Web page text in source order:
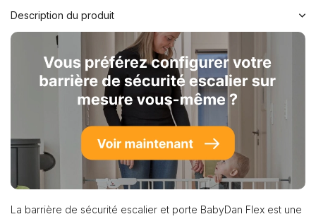
Description du produit
La barrière de sécurité escalier et porte BabyDan Flex est une